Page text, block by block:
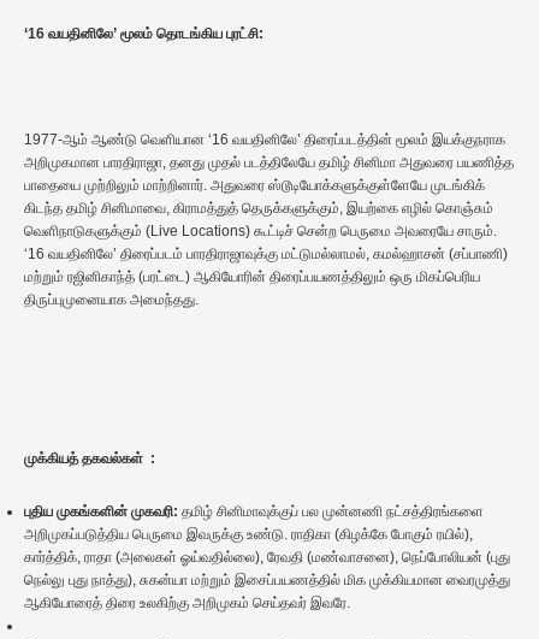
‘16 வயதினிலே’ மூலம் தொடங்கிய புரட்சி:
1977-ஆம் ஆண்டு வெளியான ‘16 வயதினிலே’ திரைப்படத்தின் மூலம் இயக்குநராக
அறிமுகமான பாரதிராஜா, தனது முதல் படத்திலேயே தமிழ் சினிமா அதுவரை பயணித்த
பாதையை முற்றிலும் மாற்றினார். அதுவரை ஸ்டூடியோக்களுக்குள்ளேயே முடங்கிக்
கிடந்த தமிழ் சினிமாவை, கிராமத்துத் தெருக்களுக்கும், இயற்கை எழில் கொஞ்சும்
வெளிநாடுகளுக்கும் (Live Locations) கூட்டிச் சென்ற பெருமை அவரையே சாரும்.
‘16 வயதினிலே’ திரைப்படம் பாரதிராஜாவுக்கு மட்டுமல்லாமல், கமல்ஹாசன் (சப்பாணி)
மற்றும் ரஜினிகாந்த் (பரட்டை) ஆகியோரின் திரைப்பயணத்திலும் ஒரு மிகப்பெரிய
திருப்புமுனையாக அமைந்தது.
முக்கியத் தகவல்கள் :
புதிய முகங்களின் முகவரி: தமிழ் சினிமாவுக்குப் பல முன்னணி நட்சத்திரங்களை
அறிமுகப்படுத்திய பெருமை இவருக்கு உண்டு. ராதிகா (கிழக்கே போகும் ரயில்),
கார்த்திக், ராதா (அலைகள் ஓய்வதில்லை), ரேவதி (மண்வாசனை), நெப்போலியன் (புது
நெல்லு புது நாத்து), சுகன்யா மற்றும் இசைப்பயணத்தில் மிக முக்கியமான வைரமுத்து
ஆகியோரைத் திரை உலகிற்கு அறிமுகம் செய்தவர் இவரே.